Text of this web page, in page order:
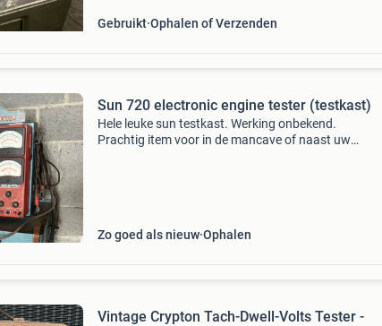
Gebruikt Ophalen of Verzenden
Sun 720 electronic engine tester (testkast)
Hele leuke sun testkast. Werking onbekend.
Prachtig item voor in de mancave of naast uw
Zo goed als nieuw Ophalen
Vintage Crypton Tach-Dwell-Volts Tester -